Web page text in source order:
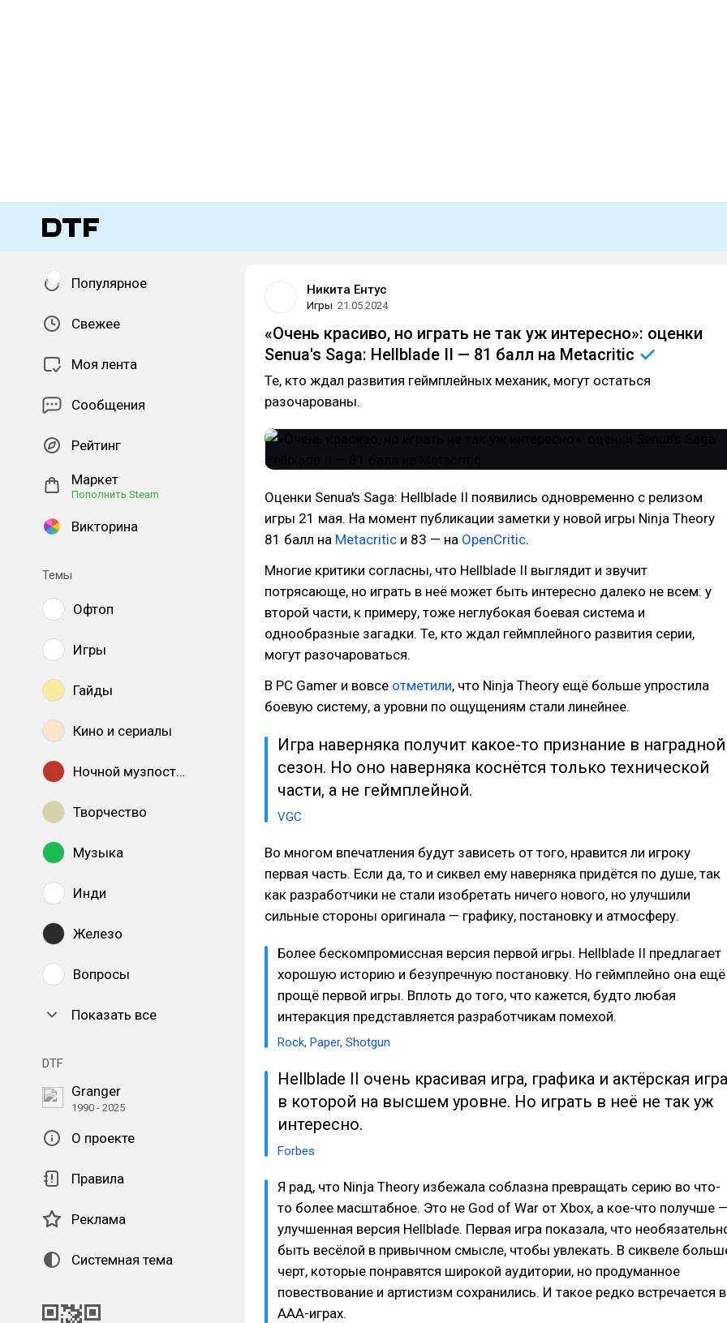
Популярное
Свежее
Моя лента
Сообщения
Рейтинг
Маркет
Пополнить Steam
Викторина
Темы
Офтоп
Игры
Гайды
Кино и сериалы
Ночной музпостинг
Творчество
Музыка
Инди
Железо
Вопросы
Показать все
DTF
Granger
1990 - 2025
О проекте
Правила
Реклама
Системная тема
Никита Ентус
Игры 21.05.2024
«Очень красиво, но играть не так уж интересно»: оценки
Senua's Saga: Hellblade II — 81 балл на Metacritic
Те, кто ждал развития геймплейных механик, могут остаться
разочарованы.
Оценки Senua's Saga: Hellblade II появились одновременно с релизом
игры 21 мая. На момент публикации заметки у новой игры Ninja Theory
81 балл на Metacritic и 83 — на OpenCritic.
Многие критики согласны, что Hellblade II выглядит и звучит
потрясающе, но играть в неё может быть интересно далеко не всем: у
второй части, к примеру, тоже неглубокая боевая система и
однообразные загадки. Те, кто ждал геймплейного развития серии,
могут разочароваться.
В PC Gamer и вовсе отметили, что Ninja Theory ещё больше упростила
боевую систему, а уровни по ощущениям стали линейнее.
Игра наверняка получит какое-то признание в наградной
сезон. Но оно наверняка коснётся только технической
части, а не геймплейной.
VGC
Во многом впечатления будут зависеть от того, нравится ли игроку
первая часть. Если да, то и сиквел ему наверняка придётся по душе, так
как разработчики не стали изобретать ничего нового, но улучшили
сильные стороны оригинала — графику, постановку и атмосферу.
Более бескомпромиссная версия первой игры. Hellblade II предлагает
хорошую историю и безупречную постановку. Но геймплейно она ещё
прощё первой игры. Вплоть до того, что кажется, будто любая
интеракция представляется разработчикам помехой.
Rock, Paper, Shotgun
Hellblade II очень красивая игра, графика и актёрская игра
в которой на высшем уровне. Но играть в неё не так уж
интересно.
Forbes
Я рад, что Ninja Theory избежала соблазна превращать серию во что-
то более масштабное. Это не God of War от Xbox, а кое-что получше
улучшенная версия Hellblade. Первая игра показала, что
быть весёлой в привычном смысле, чтобы увлекать. В сиквеле
черт, которые понравятся широкой аудитории, но продуманное
повествование и артистизм сохранились. И такое редко встречается в
AAA-играх.